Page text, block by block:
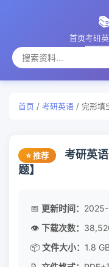
首页考研
首页 / 考研英语 / 完形填
⭐ 推荐
考研英
题】
📅 更新时间：
👁 下载次数：
📦 文件大小： 1.8